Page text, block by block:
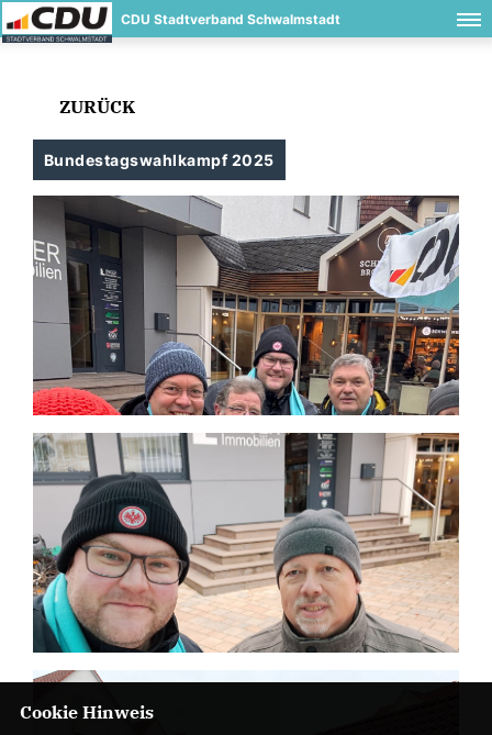
CDU Stadtverband Schwalmstadt
ZURÜCK
Bundestagswahlkampf 2025
Cookie Hinweis